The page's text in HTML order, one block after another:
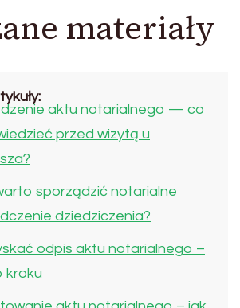
materiały
aktu notarialnego — co
przed wizytą u
sporządzić notarialne
dziedziczenia?
odpis aktu notarialnego –
kroku